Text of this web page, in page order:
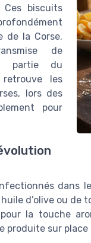
Ces biscuits
de la Corse.
de
partie du
les
lors des
pour
dans
d’olive ou
la touche
produite sur